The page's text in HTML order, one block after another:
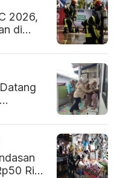
2026,
di
Ribu